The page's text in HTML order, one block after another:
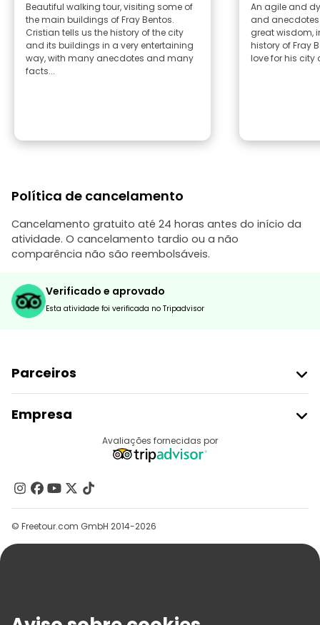
Beautiful walking tour, visiting some of
the main buildings of Fray Bentos.
Cristian tells us the history of the city
and its buildings in a very entertaining
way, with many anecdotes and many
facts...
An agile and
and anecdotes
great wisdom,
history of Fray
love for his city
Política de cancelamento
Cancelamento gratuito até 24 horas antes do início da
atividade. O cancelamento tardio ou a não
comparência não são reembolsáveis.
Verificado e aprovado
Esta atividade foi verificada no Tripadvisor
Parceiros
Registo Do Fornecedor
Programa De Afiliados
Empresa
Contacte-Nos
Grupos
Ajuda
Avaliações fornecidas por
© Freetour.com GmbH 2014-2026